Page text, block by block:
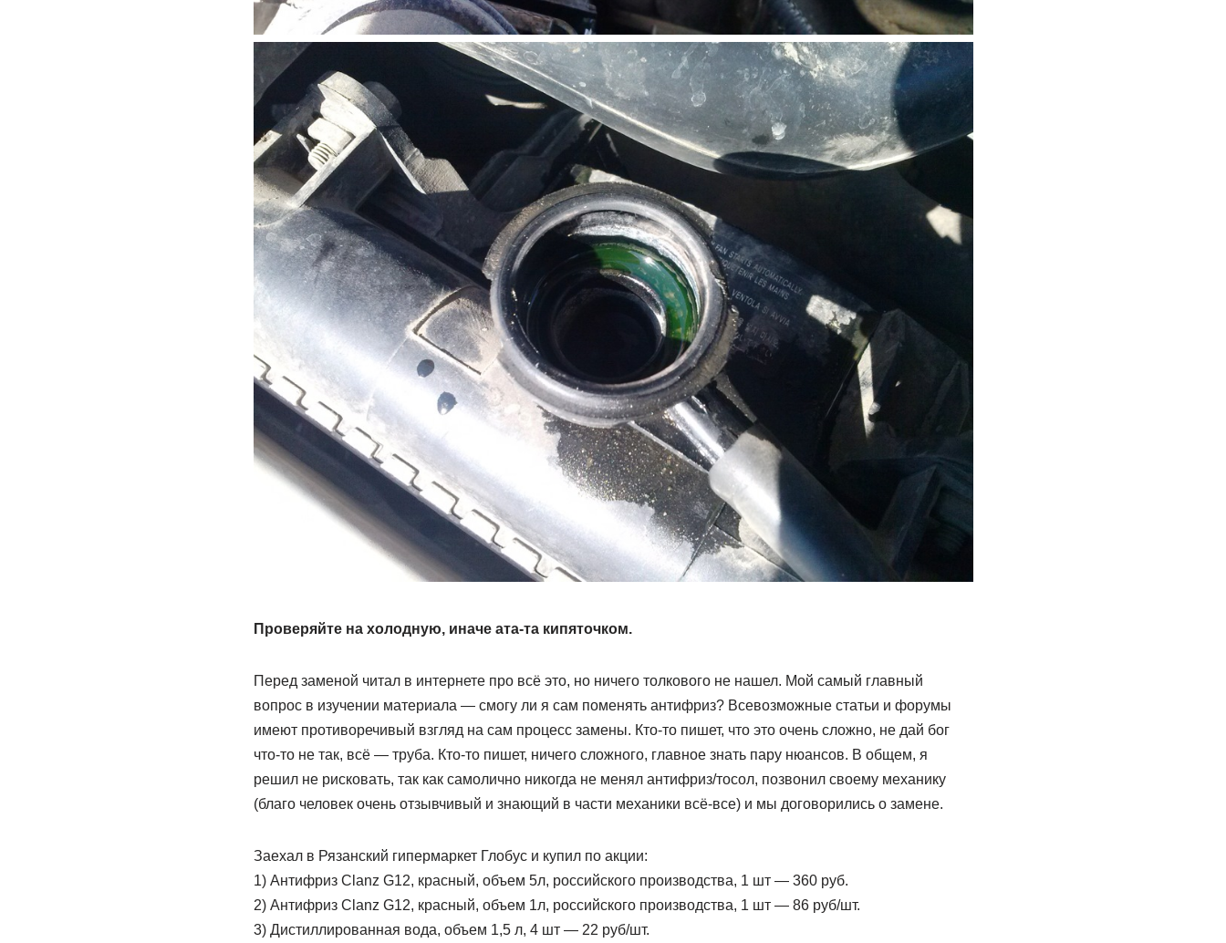
Проверяйте на холодную, иначе ата-та кипяточком.
Перед заменой читал в интернете про всё это, но ничего толкового не нашел. Мой самый главный
вопрос в изучении материала — смогу ли я сам поменять антифриз? Всевозможные статьи и форумы
имеют противоречивый взгляд на сам процесс замены. Кто-то пишет, что это очень сложно, не дай бог
что-то не так, всё — труба. Кто-то пишет, ничего сложного, главное знать пару нюансов. В общем, я
решил не рисковать, так как самолично никогда не менял антифриз/тосол, позвонил своему механику
(благо человек очень отзывчивый и знающий в части механики всё-все) и мы договорились о замене.
Заехал в Рязанский гипермаркет Глобус и купил по акции:
1) Антифриз Clanz G12, красный, объем 5л, российского производства, 1 шт — 360 руб.
2) Антифриз Clanz G12, красный, объем 1л, российского производства, 1 шт — 86 руб/шт.
3) Дистиллированная вода, объем 1,5 л, 4 шт — 22 руб/шт.